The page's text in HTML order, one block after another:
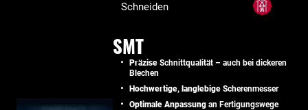
Schneiden
SMT
Präzise Schnittqualität – auch bei dickeren
Blechen
Hochwertige, langlebige Scherenmesser
Optimale Anpassung an Fertigungswege